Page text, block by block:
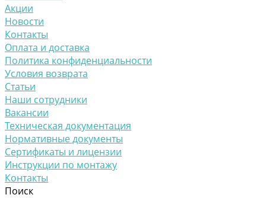
Акции
Новости
Контакты
Оплата и доставка
Политика конфиденциальности
Условия возврата
Статьи
Наши сотрудники
Вакансии
Техническая документация
Нормативные документы
Сертификаты и лицензии
Инструкции по монтажу
Контакты
Поиск